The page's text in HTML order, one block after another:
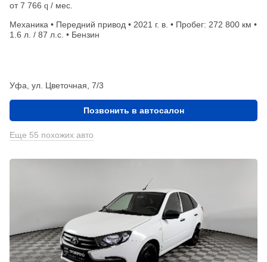
от7 766 q / мес.
Механика • Передний привод • 2021 г. в. • Пробег: 272 800 км •
1.6 л. / 87 л.с. • Бензин
Уфа, ул. Цветочная, 7/3
Позвонить в автосалон
Еще 55 похожих авто